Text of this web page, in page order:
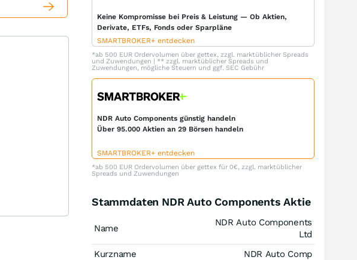
Keine Kompromisse bei Preis & Leistung — Ob Aktien,
Derivate, ETFs, Fonds oder Sparpläne
SMARTBROKER+ entdecken
*ab 500 EUR Ordervolumen über gettex, zzgl. marktüblicher Spreads
und Zuwendungen | ** zzgl. marktüblicher Spreads und
Zuwendungen, mögliche Steuern und ggf. SEC Gebühr
NDR Auto Components günstig handeln
Über 95.000 Aktien an 29 Börsen handeln
SMARTBROKER+ entdecken
*ab 500 EUR Ordervolumen über gettex für 0€, zzgl. marktüblicher
Spreads und Zuwendungen
Stammdaten NDR Auto Components Aktie
Name
NDR Auto Components
Ltd
Kurzname
NDR Auto Comp